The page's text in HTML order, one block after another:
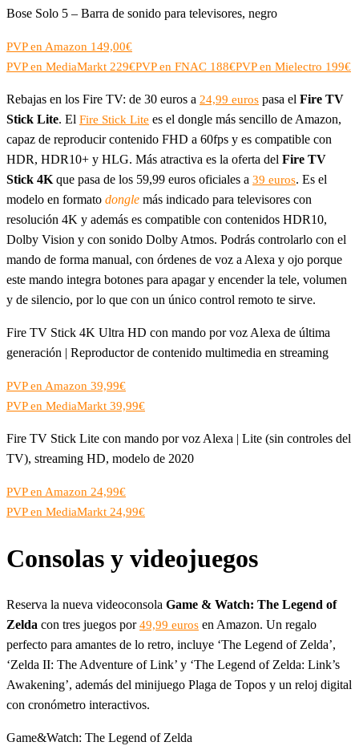
Bose Solo 5 – Barra de sonido para televisores, negro
PVP en Amazon 149,00€
PVP en MediaMarkt 229€PVP en FNAC 188€PVP en Mielectro 199€
Rebajas en los Fire TV: de 30 euros a 24,99 euros pasa el Fire TV
Stick Lite. El Fire Stick Lite es el dongle más sencillo de Amazon,
capaz de reproducir contenido FHD a 60fps y es compatible con
HDR, HDR10+ y HLG. Más atractiva es la oferta del Fire TV
Stick 4K que pasa de los 59,99 euros oficiales a 39 euros. Es el
modelo en formato dongle más indicado para televisores con
resolución 4K y además es compatible con contenidos HDR10,
Dolby Vision y con sonido Dolby Atmos. Podrás controlarlo con el
mando de forma manual, con órdenes de voz a Alexa y ojo porque
este mando integra botones para apagar y encender la tele, volumen
y de silencio, por lo que con un único control remoto te sirve.
Fire TV Stick 4K Ultra HD con mando por voz Alexa de última
generación | Reproductor de contenido multimedia en streaming
PVP en Amazon 39,99€
PVP en MediaMarkt 39,99€
Fire TV Stick Lite con mando por voz Alexa | Lite (sin controles del
TV), streaming HD, modelo de 2020
PVP en Amazon 24,99€
PVP en MediaMarkt 24,99€
Consolas y videojuegos
Reserva la nueva videoconsola Game & Watch: The Legend of
Zelda con tres juegos por49,99 euros en Amazon. Un regalo
perfecto para amantes de lo retro, incluye ‘The Legend of Zelda’,
‘Zelda II: The Adventure of Link’ y ‘The Legend of Zelda: Link’s
Awakening’, además del minijuego Plaga de Topos y un reloj digital
con cronómetro interactivos.
Game&Watch: The Legend of Zelda